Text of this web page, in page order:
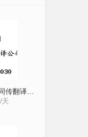
广州大型意大利语同传翻译公司广州雅
/天